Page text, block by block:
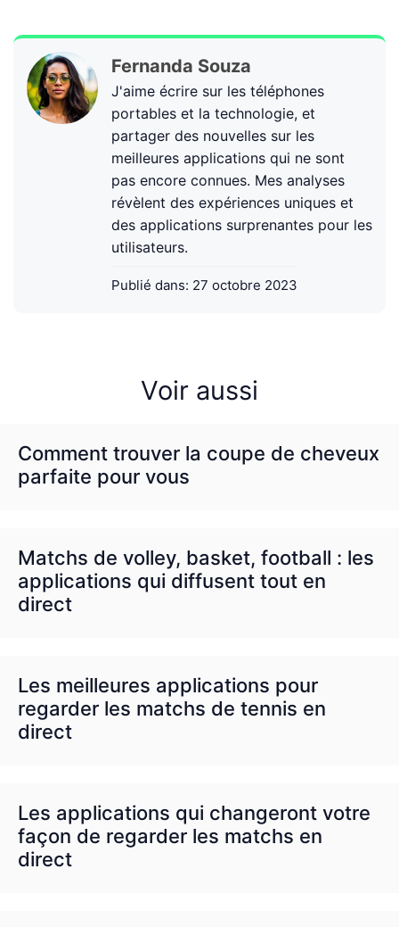
Fernanda Souza
J'aime écrire sur les téléphones
portables et la technologie, et
partager des nouvelles sur les
meilleures applications qui ne sont
pas encore connues. Mes analyses
révèlent des expériences uniques et
des applications surprenantes pour les
utilisateurs.
Publié dans: 27 octobre 2023
Voir aussi
Comment trouver la coupe de cheveux
parfaite pour vous
Matchs de volley, basket, football : les
applications qui diffusent tout en
direct
Les meilleures applications pour
regarder les matchs de tennis en
direct
Les applications qui changeront votre
façon de regarder les matchs en
direct